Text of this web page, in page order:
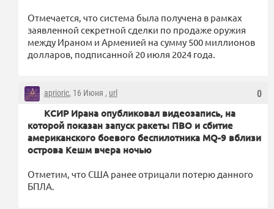
Отмечается, что система была получена в рамках
заявленной секретной сделки по продаже оружия
между Ираном и Арменией на сумму 500 миллионов
долларов, подписанной 20 июля 2024 года.
0
aprioric, 16 Июня , url
КСИР Ирана опубликовал видеозапись, на
которой показан запуск ракеты ПВО и сбитие
американского боевого беспилотника MQ-9 вблизи
острова Кешм вчера ночью
Отметим, что США ранее отрицали потерю данного
БПЛА.